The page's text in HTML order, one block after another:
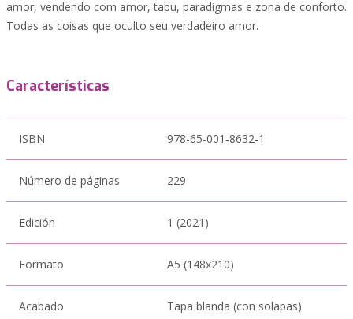
amor, vendendo com amor, tabu, paradigmas e zona de conforto.
Todas as coisas que oculto seu verdadeiro amor.
Características
ISBN 978-65-001-8632-1
Número de páginas 229
Edición 1 (2021)
Formato A5 (148x210)
Acabado Tapa blanda (con solapas)